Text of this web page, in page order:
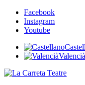
Facebook
Instagram
Youtube
Valencià